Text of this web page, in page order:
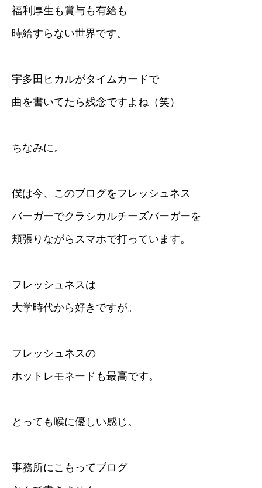
福利厚生も賞与も有給も
時給すらない世界です。
宇多田ヒカルがタイムカードで
曲を書いてたら残念ですよね（笑）
ちなみに。
僕は今、このブログをフレッシュネス
バーガーでクラシカルチーズバーガーを
頬張りながらスマホで打っています。
フレッシュネスは
大学時代から好きですが。
フレッシュネスの
ホットレモネードも最高です。
とっても喉に優しい感じ。
事務所にこもってブログ